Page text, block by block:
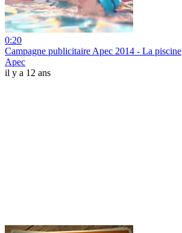
0:20
Campagne publicitaire Apec 2014 - La piscine
Apec
il y a 12 ans